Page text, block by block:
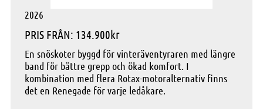
2026
PRIS FRÅN: 134.900kr
En snöskoter byggd för vinteräventyraren med längre
band för bättre grepp och ökad komfort. I
kombination med flera Rotax-motoralternativ finns
det en Renegade för varje ledåkare.